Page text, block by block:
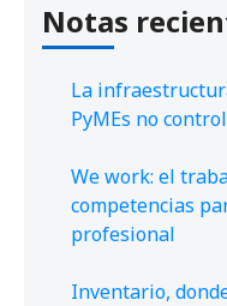
Notas
La
PyMEs no
We work: el
competencias
profesional
Inventario,